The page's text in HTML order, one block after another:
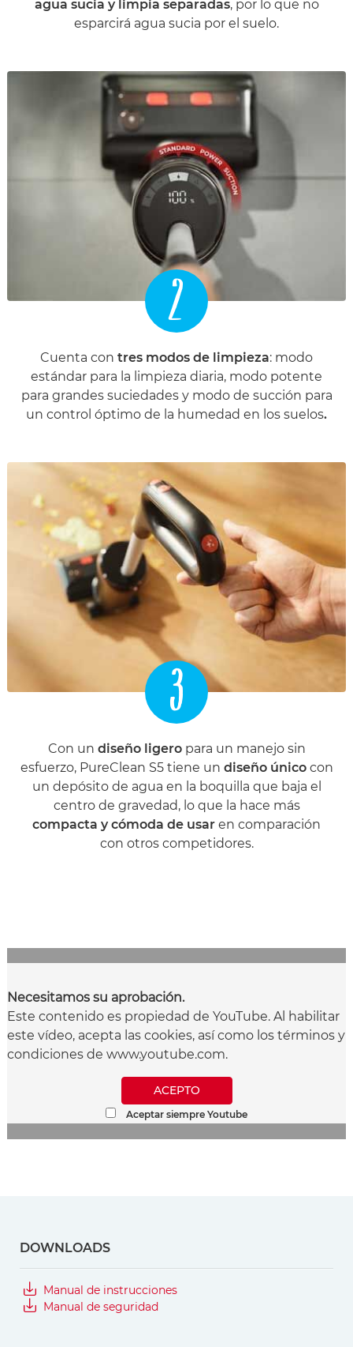
agua sucia y limpia separadas, por lo que no
esparcirá agua sucia por el suelo.
2
Cuenta con tres modos de limpieza: modo
estándar para la limpieza diaria, modo potente
para grandes suciedades y modo de succión para
un control óptimo de la humedad en los suelos.
3
Con un diseño ligeropara un manejo sin
esfuerzo, PureClean S5 tiene un diseño únicocon
un depósito de agua en la boquilla que baja el
centro de gravedad, lo que la hace más
compacta y cómoda de usar en comparación
con otros competidores.
Necesitamos su aprobación.
Este contenido es propiedad de YouTube. Al habilitar
este vídeo, acepta las cookies, así como los términos y
condiciones de www.youtube.com.
ACEPTO
Aceptar siempre Youtube
DOWNLOADS
Manual de instrucciones
Manual de seguridad